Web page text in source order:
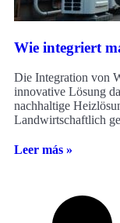
Wie integriert
Die Integration von
innovative Lösung
nachhaltige
Landwirtschaftlich
Leer más »